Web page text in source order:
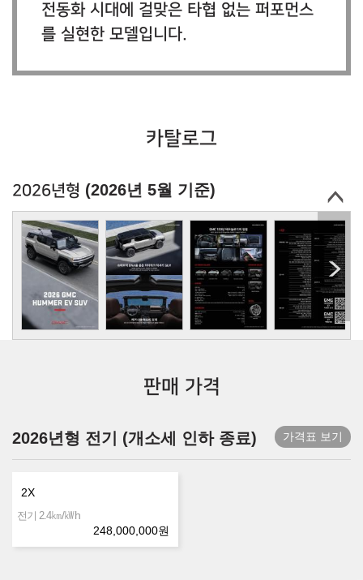
전동화 시대에 걸맞은 타협 없는 퍼포먼스
를 실현한 모델입니다.
카탈로그
2026년형 (2026년 5월 기준)
판매 가격
2026년형 전기 (개소세 인하 종료) 가격표 보기
2X
전기 2.4㎞/㎾h
248,000,000원